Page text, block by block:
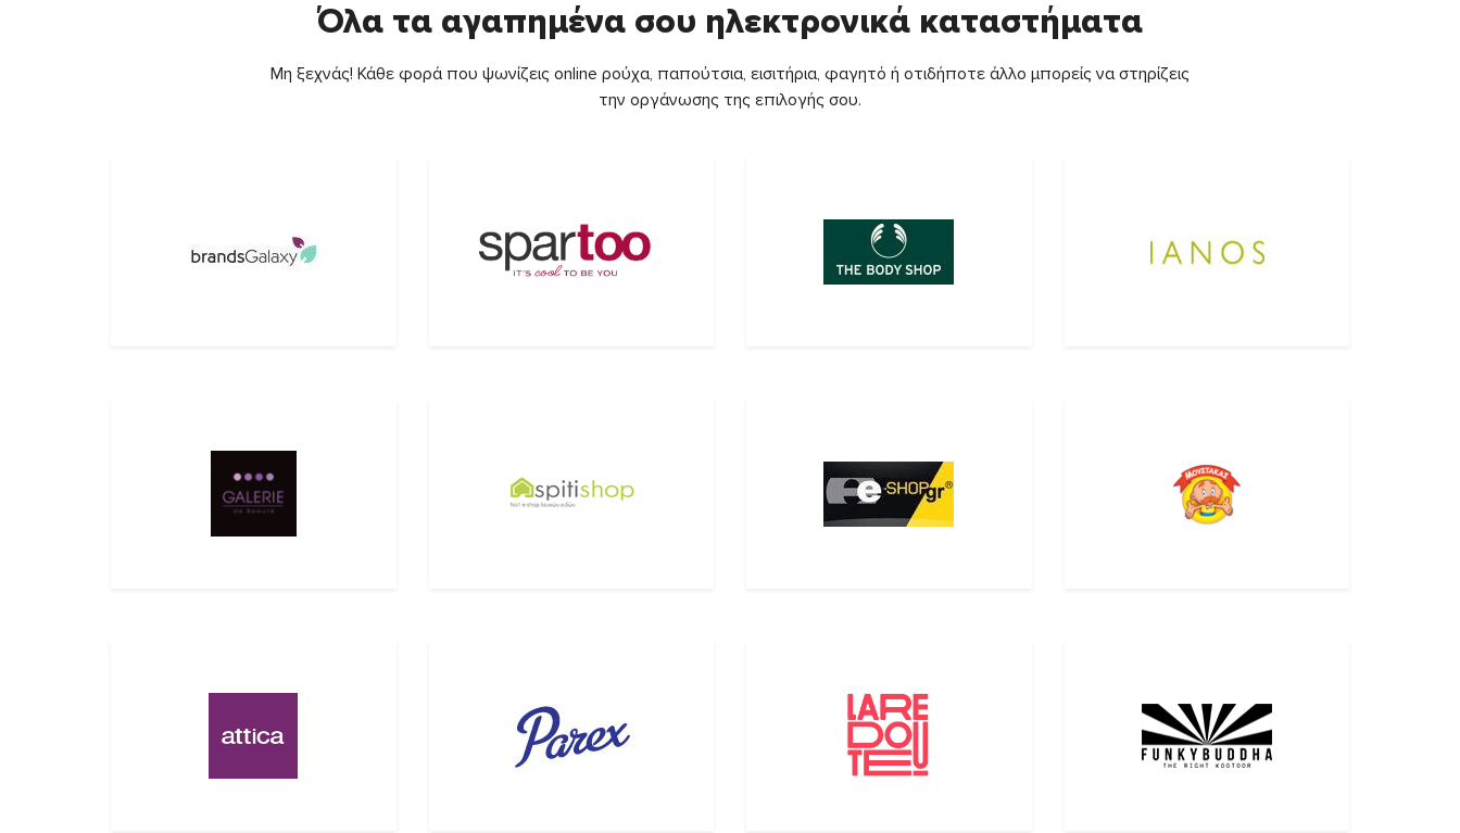
Όλα τα αγαπημένα σου ηλεκτρονικά καταστήματα
Μη ξεχνάς! Κάθε φορά που ψωνίζεις online ρούχα, παπούτσια, εισιτήρια, φαγητό ή οτιδήποτε άλλο μπορείς να στηρίζεις
την οργάνωσης της επιλογής σου.